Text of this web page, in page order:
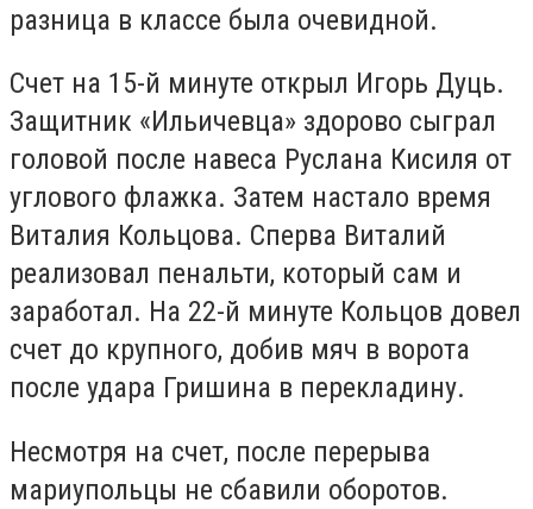
разница в классе была очевидной.
Счет на 15-й минуте открыл Игорь Дуць.
Защитник «Ильичевца» здорово сыграл
головой после навеса Руслана Кисиля от
углового флажка. Затем настало время
Виталия Кольцова. Сперва Виталий
реализовал пенальти, который сам и
заработал. На 22-й минуте Кольцов довел
счет до крупного, добив мяч в ворота
после удара Гришина в перекладину.
Несмотря на счет, после перерыва
мариупольцы не сбавили оборотов.